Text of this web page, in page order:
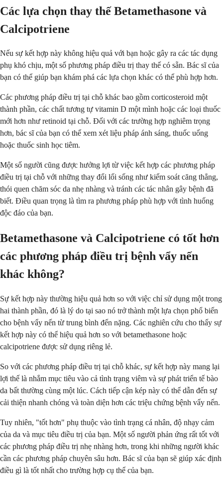
Các lựa chọn thay thế Betamethasone và
Calcipotriene
Nếu sự kết hợp này không hiệu quả với bạn hoặc gây ra các tác dụng
phụ khó chịu, một số phương pháp điều trị thay thế có sẵn. Bác sĩ của
bạn có thể giúp bạn khám phá các lựa chọn khác có thể phù hợp hơn.
Các phương pháp điều trị tại chỗ khác bao gồm corticosteroid một
thành phần, các chất tương tự vitamin D một mình hoặc các loại thuốc
mới hơn như retinoid tại chỗ. Đối với các trường hợp nghiêm trọng
hơn, bác sĩ của bạn có thể xem xét liệu pháp ánh sáng, thuốc uống
hoặc thuốc sinh học tiêm.
Một số người cũng được hưởng lợi từ việc kết hợp các phương pháp
điều trị tại chỗ với những thay đổi lối sống như kiểm soát căng thẳng,
thói quen chăm sóc da nhẹ nhàng và tránh các tác nhân gây bệnh đã
biết. Điều quan trọng là tìm ra phương pháp phù hợp với tình huống
độc đáo của bạn.
Betamethasone và Calcipotriene có tốt hơn
các phương pháp điều trị bệnh vẩy nến
khác không?
Sự kết hợp này thường hiệu quả hơn so với việc chỉ sử dụng một trong
hai thành phần, đó là lý do tại sao nó trở thành một lựa chọn phổ biến
cho bệnh vẩy nến từ trung bình đến nặng. Các nghiên cứu cho thấy sự
kết hợp này có thể hiệu quả hơn so với betamethasone hoặc
calcipotriene được sử dụng riêng lẻ.
So với các phương pháp điều trị tại chỗ khác, sự kết hợp này mang lại
lợi thế là nhắm mục tiêu vào cả tình trạng viêm và sự phát triển tế bào
da bất thường cùng một lúc. Cách tiếp cận kép này có thể dẫn đến sự
cải thiện nhanh chóng và toàn diện hơn các triệu chứng bệnh vẩy nến.
Tuy nhiên, "tốt hơn" phụ thuộc vào tình trạng cá nhân, độ nhạy cảm
của da và mục tiêu điều trị của bạn. Một số người phản ứng rất tốt với
các phương pháp điều trị nhẹ nhàng hơn, trong khi những người khác
cần các phương pháp chuyên sâu hơn. Bác sĩ của bạn sẽ giúp xác định
điều gì là tốt nhất cho trường hợp cụ thể của bạn.